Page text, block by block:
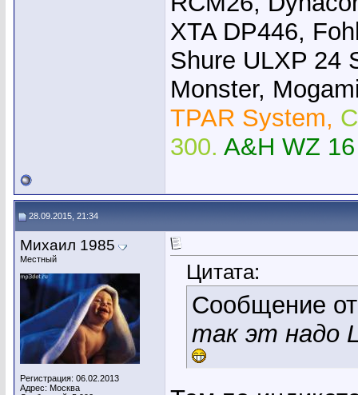
XTA DP446,
Shure ULXP 24
Monster,
TPAR System,
300. A&H WZ
28.09.2015, 21:34
Михаил 1985
Местный
Регистрация: 06.02.2013
Адрес: Москва
Цитата:
Сообщение
так эт надо